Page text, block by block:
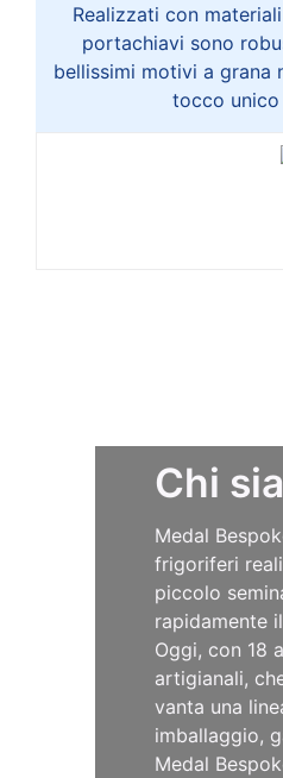
Realizzati con
portachiavi sono
bellissimi motivi a grana
tocco
Chi
Medal
frigoriferi
piccolo
rapidamente
Oggi, con 18
artigianali,
vanta una
imballaggio,
Medal